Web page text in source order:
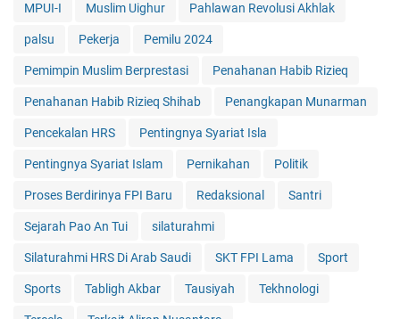
MPUI-I Muslim Uighur Pahlawan Revolusi Akhlak
palsu Pekerja Pemilu 2024
Pemimpin Muslim Berprestasi Penahanan Habib Rizieq
Penahanan Habib Rizieq Shihab Penangkapan Munarman
Pencekalan HRS Pentingnya Syariat Isla
Pentingnya Syariat Islam Pernikahan Politik
Proses Berdirinya FPI Baru Redaksional Santri
Sejarah Pao An Tui silaturahmi
Silaturahmi HRS Di Arab Saudi SKT FPI Lama Sport
Sports Tabligh Akbar Tausiyah Tekhnologi